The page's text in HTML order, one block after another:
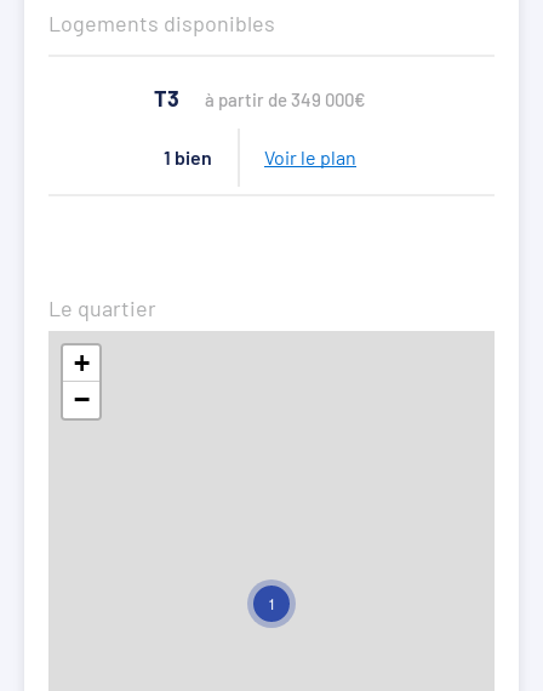
Logements disponibles
T3 à partir de 349 000€
1 bien Voir le plan
Le quartier
1
+
−